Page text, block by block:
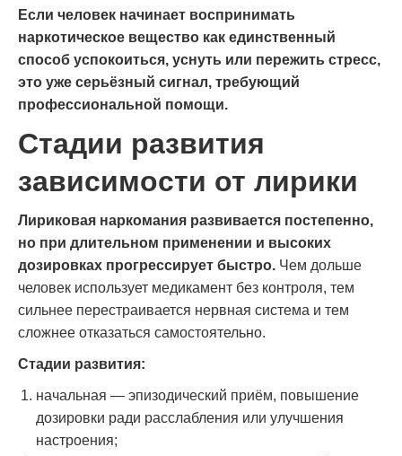
Если человек начинает воспринимать
наркотическое вещество как единственный
способ успокоиться, уснуть или пережить стресс,
это уже серьёзный сигнал, требующий
профессиональной помощи.
Стадии развития
зависимости от лирики
Лириковая наркомания развивается постепенно,
но при длительном применении и высоких
дозировках прогрессирует быстро. Чем дольше
человек использует медикамент без контроля, тем
сильнее перестраивается нервная система и тем
сложнее отказаться самостоятельно.
Стадии развития:
начальная — эпизодический приём, повышение
дозировки ради расслабления или улучшения
настроения;